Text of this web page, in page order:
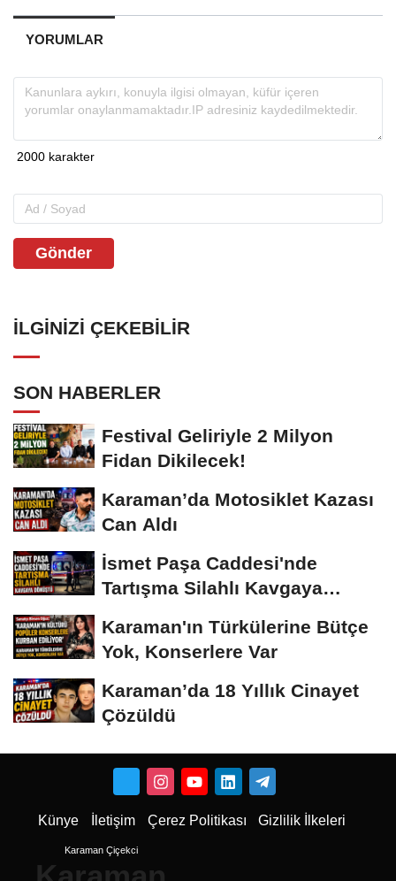
YORUMLAR
Gönder
İLGINIZI ÇEKEBILIR
SON HABERLER
Festival Geliriyle 2 Milyon
Fidan Dikilecek!
Karaman’da Motosiklet Kazası
Can Aldı
İsmet Paşa Caddesi'nde
Tartışma Silahlı Kavgaya
Karaman'ın Türkülerine Bütçe
Yok, Konserlere Var
Karaman’da 18 Yıllık Cinayet
Çözüldü
Künye İletişim Çerez Politikası Gizlilik İlkeleri
Karaman Çiçekci